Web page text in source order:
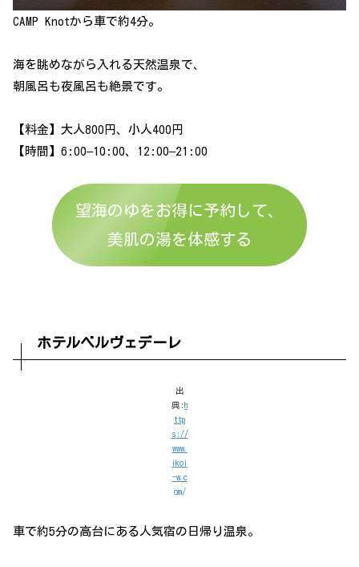
CAMP Knotから車で約4分。
海を眺めながら入れる天然温泉で、
朝風呂も夜風呂も絶景です。
【料金】大人800円、小人400円
【時間】6:00–10:00、12:00–21:00
望海のゆをお得に予約して、
美肌の湯を体感する
ホテルベルヴェデーレ
出
典: h
ttp
s://
www.
ikoi
-w.c
om/
車で約5分の高台にある人気宿の日帰り温泉。